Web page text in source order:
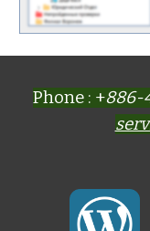
Phone : +886-